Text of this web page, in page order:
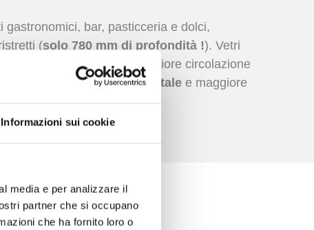
Informazioni sui cookie
media e per analizzare il
partner che si occupano
che ha fornito loro o
gastronomici, bar, pasticceria e dolci,
(solo 780 mm di profondità !). Vetri
differenziata per una migliore circolazione
basso impatto ambientale e maggiore